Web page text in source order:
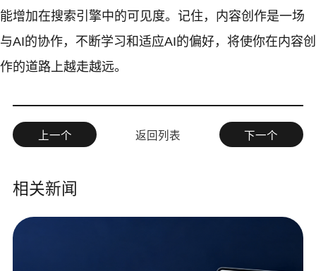
能增加在搜索引擎中的可见度。记住，内容创作是一场
与AI的协作，不断学习和适应AI的偏好，将使你在内容创
作的道路上越走越远。
上一个 返回列表 下一个
相关新闻